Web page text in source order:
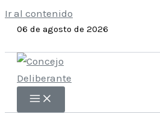
Ir al contenido
06 de agosto de 2026